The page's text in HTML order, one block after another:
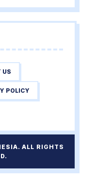
US
POLICY
ALL RIGHTS